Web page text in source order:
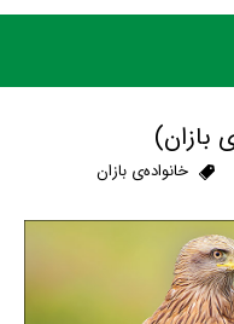
بازان)
خانواده‌ی بازان